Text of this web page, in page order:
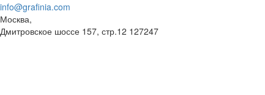
info@grafinia.com
Москва,
Дмитровское шоссе 157, стр.12 127247